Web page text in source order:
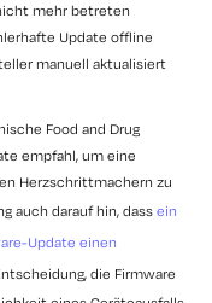
mehr betreten
Update offline
manuell aktualisiert
Food and Drug
empfahl, um eine
Herzschrittmachern zu
auch darauf hin, dass ein
Update einen
die Firmware